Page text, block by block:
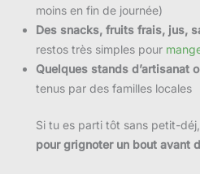
moins en fin de journée)
Des snacks, fruits frais, jus,
restos très simples pour
Quelques stands d’artisanat
tenus par des familles locales
Si tu es parti tôt sans petit-déj,
pour grignoter un bout avant